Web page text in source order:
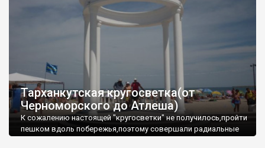
Тарханкутская кругосветка(от
Черноморского до Атлеша)
К сожалению настоящей "кругосветки" не получилось,пройти
пешком вдоль побережья,поэтому совершали радиальные